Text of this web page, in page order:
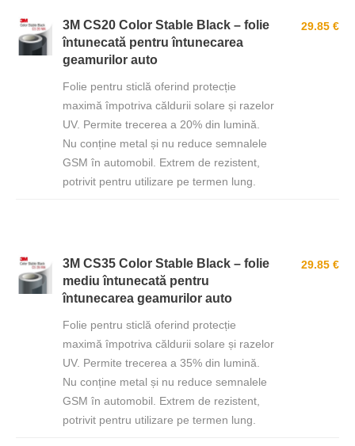
3M CS20 Color Stable Black – folie
întunecată pentru întunecarea
geamurilor auto
Folie pentru sticlă oferind protecție
maximă împotriva căldurii solare și razelor
UV. Permite trecerea a 20% din lumină.
Nu conține metal și nu reduce semnalele
GSM în automobil. Extrem de rezistent,
potrivit pentru utilizare pe termen lung.
29.85 €
3M CS35 Color Stable Black – folie
mediu întunecată pentru
întunecarea geamurilor auto
Folie pentru sticlă oferind protecție
maximă împotriva căldurii solare și razelor
UV. Permite trecerea a 35% din lumină.
Nu conține metal și nu reduce semnalele
GSM în automobil. Extrem de rezistent,
potrivit pentru utilizare pe termen lung.
29.85 €